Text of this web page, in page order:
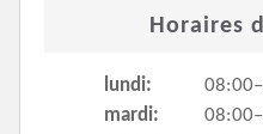
Horaires
lundi:
mardi: